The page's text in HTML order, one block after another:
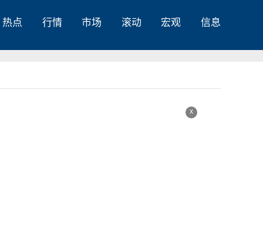
热点 行情 市场 滚动 宏观 信息
x